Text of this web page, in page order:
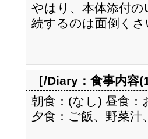
やはり、本体添付
続するのは面倒く
［/Diary： 食事内容
朝食：(なし) 昼食：
夕食：ご飯、野菜